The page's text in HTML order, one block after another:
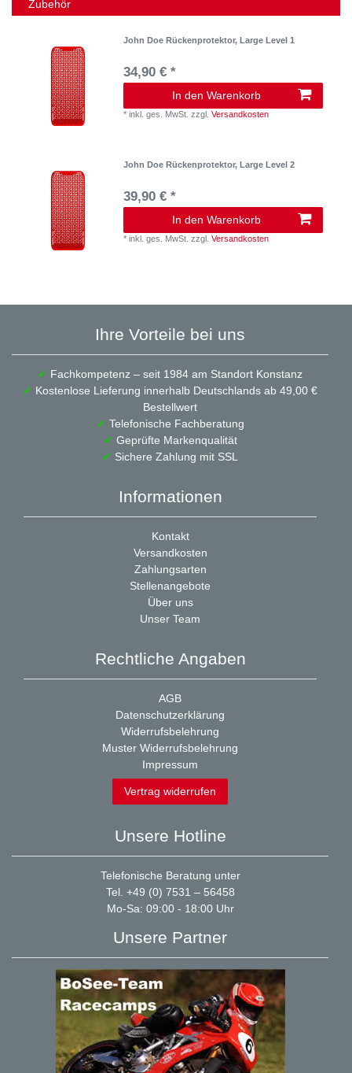
Zubehör
John Doe Rückenprotektor, Large Level 1
34,90 € *
In den Warenkorb
*inkl. ges. MwSt. zzgl.Versandkosten
John Doe Rückenprotektor, Large Level 2
39,90 € *
In den Warenkorb
*inkl. ges. MwSt. zzgl.Versandkosten
Ihre Vorteile bei uns
✔ Fachkompetenz – seit 1984 am Standort Konstanz
✔ Kostenlose Lieferung innerhalb Deutschlands ab 49,00 €
Bestellwert
✔ Telefonische Fachberatung
✔ Geprüfte Markenqualität
✔ Sichere Zahlung mit SSL
Informationen
Kontakt
Versandkosten
Zahlungsarten
Stellenangebote
Über uns
Unser Team
Rechtliche Angaben
AGB
Datenschutzerklärung
Widerrufsbelehrung
Muster Widerrufsbelehrung
Impressum
Vertrag widerrufen
Unsere Hotline
Telefonische Beratung unter
Tel. +49 (0) 7531 – 56458
Mo-Sa: 09:00 - 18:00 Uhr
Unsere Partner